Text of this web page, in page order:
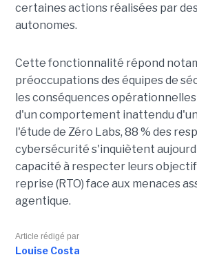
certaines actions réalisées par
autonomes.
Cette fonctionnalité répond
préoccupations des équipes de
les conséquences
d'un comportement inattendu
l'étude de Zéro Labs, 88 % des
cybersécurité s'inquiètent
capacité à respecter leurs
reprise (RTO) face aux menaces
agentique.
Article rédigé par
Louise Costa